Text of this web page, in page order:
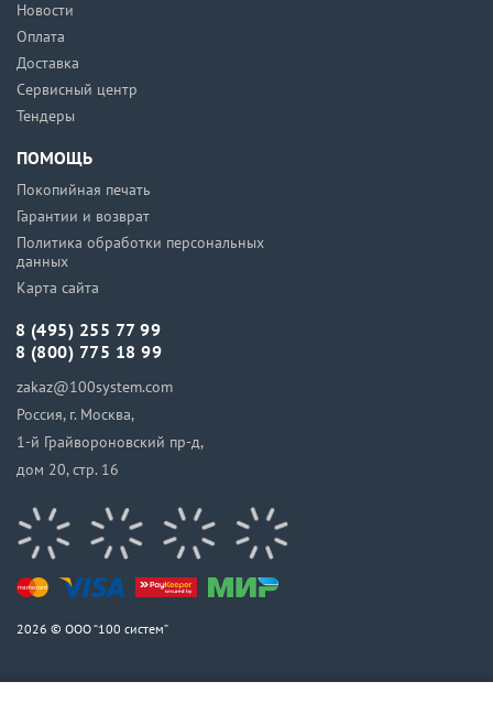
Новости
Оплата
Доставка
Сервисный центр
Тендеры
ПОМОЩЬ
Покопийная печать
Гарантии и возврат
Политика обработки персональных
данных
Карта сайта
8 (495) 255 77 99
8 (800) 775 18 99
zakaz@100system.com
Россия, г. Москва,
1-й Грайвороновский пр-д,
дом 20, стр. 16
2026 © ООО “100 систем”